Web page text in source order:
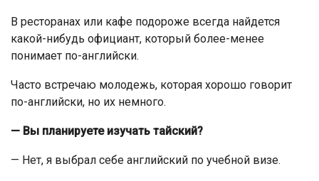
В ресторанах или кафе подороже всегда найдется
какой-нибудь официант, который более-менее
понимает по-английски.
Часто встречаю молодежь, которая хорошо говорит
по-английски, но их немного.
— Вы планируете изучать тайский?
— Нет, я выбрал себе английский по учебной визе.